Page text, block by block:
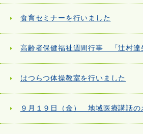
食育セミナーを行いました
高齢者保健福祉週間行事 「辻村達
はつらつ体操教室を行いました
９月１９日（金） 地域医療講話の